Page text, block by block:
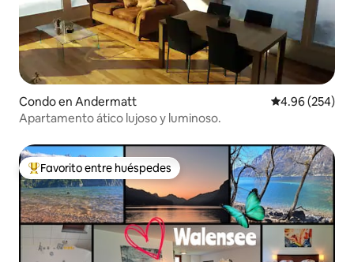
Condo en Andermatt Calificación
4.96 (254)
Apartamento ático lujoso y luminoso.
Favorito entre huéspedes preferido
Favorito entre huéspedes